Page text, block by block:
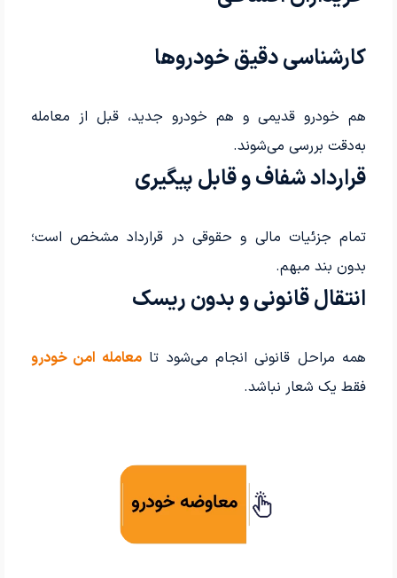
کارشناسی دقیق خودروها
هم خودرو قدیمی و هم خودرو جدید، قبل از معامله
به‌دقت بررسی می‌شوند.
قرارداد شفاف و قابل پیگیری
تمام جزئیات مالی و حقوقی در قرارداد مشخص است؛
بدون بند مبهم.
انتقال قانونی و بدون ریسک
همه مراحل قانونی انجام می‌شود تامعامله امن خودرو
فقط یک شعار نباشد.